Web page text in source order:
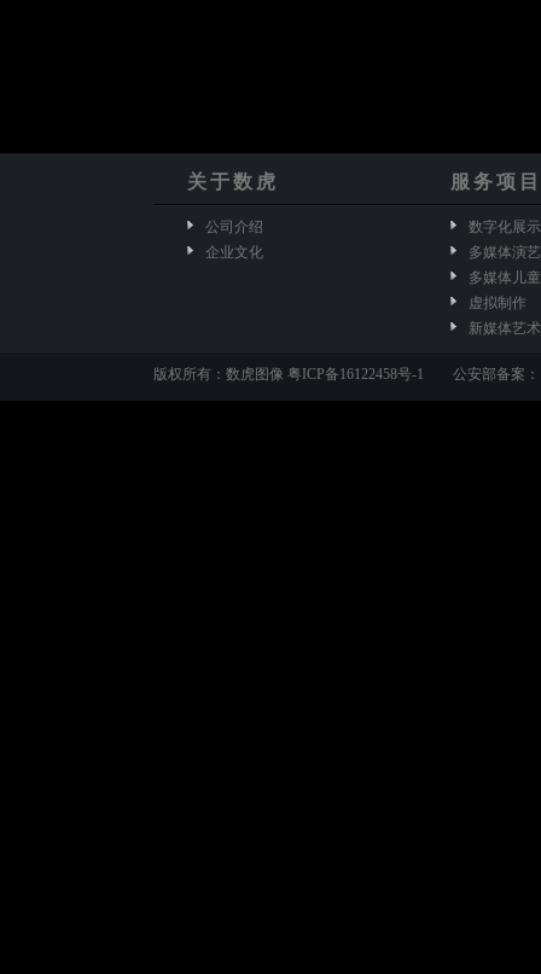
关于数虎 服务项目
公司介绍
企业文化
数字化展示
多媒体演艺
多媒体儿
虚拟制作
新媒体艺术
版权所有：数虎图像 粤ICP备16122458号-1 公安部备案：